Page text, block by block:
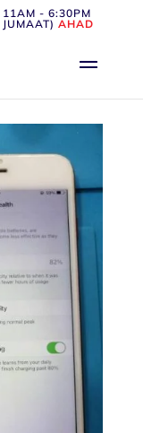
- 6:30PM
AHAD